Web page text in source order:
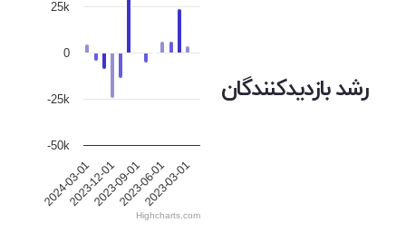
رشد بازدیدکنندگان
2024-03-01
2023-12-012023-09-012023-06-012023-03-01
0
-50k
-25k
25k
Highcharts.com